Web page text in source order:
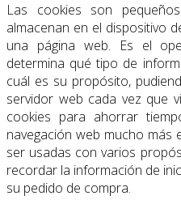
Las cookies son
almacenan en el dispositivo
una página web. Es el
determina qué tipo de
cuál es su propósito,
servidor web cada vez que
cookies para ahorrar
navegación web mucho más
ser usadas con varios
recordar la información de
su pedido de compra.